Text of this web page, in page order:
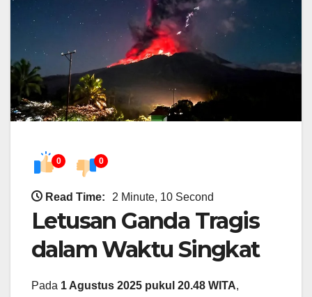
0 0
Read Time: 2 Minute, 10 Second
Letusan Ganda Tragis
dalam Waktu Singkat
Pada 1 Agustus 2025 pukul 20.48 WITA,